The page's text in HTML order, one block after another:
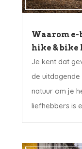
Waarom
hike &
Je kent dat
de
natuur om je
liefhebbers is